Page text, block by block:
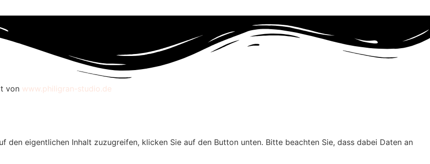
von www.philigran-studio.de
den eigentlichen Inhalt zuzugreifen, klicken Sie auf den Button unten. Bitte beachten Sie, dass dabei Daten an